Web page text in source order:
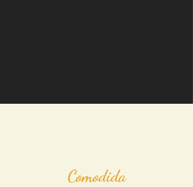
Comodida